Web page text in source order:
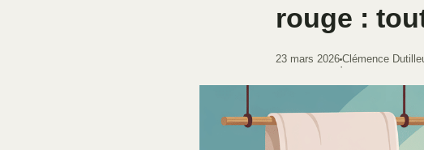
rouge :
23 mars 2026
·
Clémence